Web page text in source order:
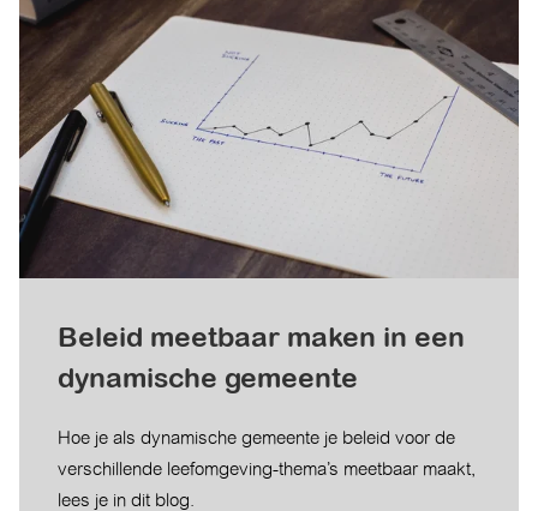
Beleid meetbaar maken in een
dynamische gemeente
Hoe je als dynamische gemeente je beleid voor de
verschillende leefomgeving-thema’s meetbaar maakt,
lees je in dit blog.